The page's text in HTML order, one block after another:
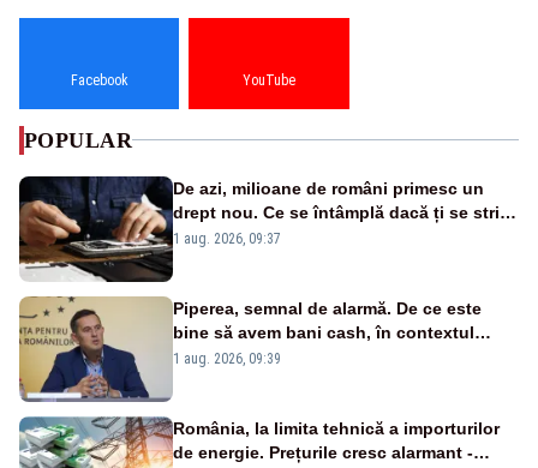
Facebook YouTube
POPULAR
De azi, milioane de români primesc un
drept nou. Ce se întâmplă dacă ți se strică
un produs
1 aug. 2026, 09:37
Piperea, semnal de alarmă. De ce este
bine să avem bani cash, în contextul
alertei energetice?
1 aug. 2026, 09:39
România, la limita tehnică a importurilor
de energie. Prețurile cresc alarmant -